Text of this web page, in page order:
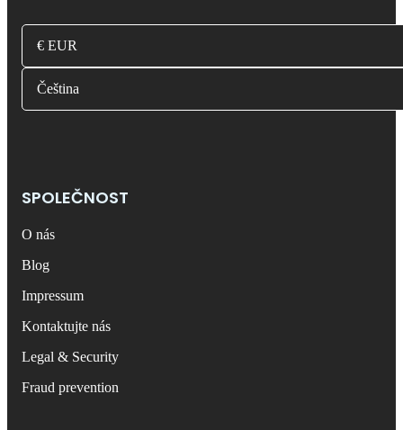
€ EUR
Čeština
SPOLEČNOST
O nás
Blog
Impressum
Kontaktujte nás
Legal & Security
Fraud prevention